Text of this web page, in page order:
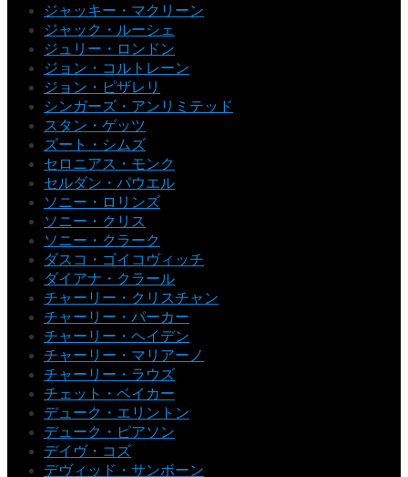
ジャッキー・マクリーン
ジャック・ルーシェ
ジュリー・ロンドン
ジョン・コルトレーン
ジョン・ピザレリ
シンガーズ・アンリミテッド
スタン・ゲッツ
ズート・シムズ
セロニアス・モンク
セルダン・パウエル
ソニー・ロリンズ
ソニー・クリス
ソニー・クラーク
ダスコ・ゴイコヴィッチ
ダイアナ・クラール
チャーリー・クリスチャン
チャーリー・パーカー
チャーリー・ヘイデン
チャーリー・マリアーノ
チャーリー・ラウズ
チェット・ベイカー
デューク・エリントン
デューク・ピアソン
デイヴ・コズ
デヴィッド・サンボーン